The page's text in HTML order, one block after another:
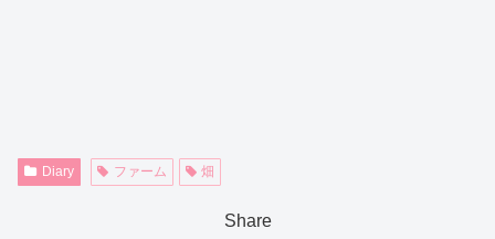
Diary ファーム 畑
Share